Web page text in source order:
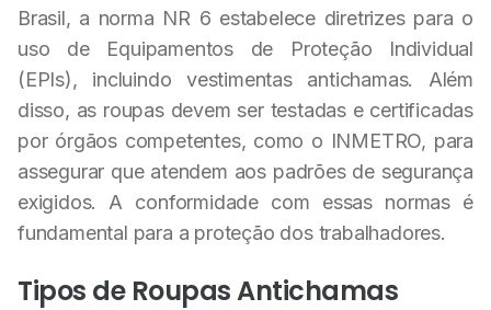
Brasil, a norma NR 6 estabelece diretrizes para o
uso de Equipamentos de Proteção Individual
(EPIs), incluindo vestimentas antichamas. Além
disso, as roupas devem ser testadas e certificadas
por órgãos competentes, como o INMETRO, para
assegurar que atendem aos padrões de segurança
exigidos. A conformidade com essas normas é
fundamental para a proteção dos trabalhadores.
Tipos de Roupas Antichamas